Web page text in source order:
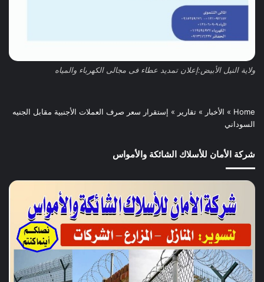
ولاية النيل الأبيض:إعلان تمديد عطاء فى مجالى الكهرباء والمياه
Home
» الأخبار » تقارير » إستقرار سعر صرف العملات الأجنبية مقابل الجنيه
السوداني
شركة الأمان للأسلاك الشائكة والأمواس